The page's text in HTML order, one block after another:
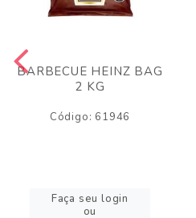
BARBECUE HEINZ BAG
2 KG
Código: 61946
Faça seu login
ou